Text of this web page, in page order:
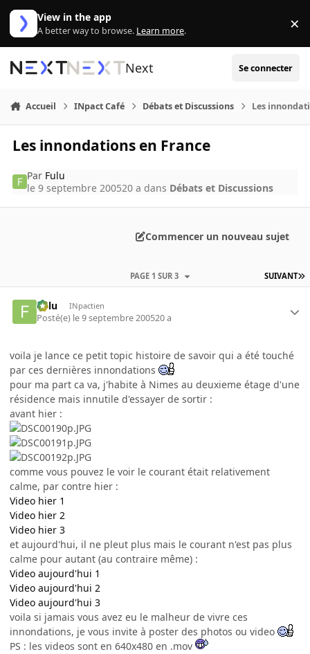
Aller au contenu
View in the app
A better way to browse. Learn more. ×
Next Se connecter
Accueil INpact Café Débats et Discussions Les
Les innondations en France
Par Fulu
le 9 septembre 200520 a dans Débats et Discussions
Commencer un nouveau sujet
SUIVANT
PAGE 1 SUR 3
Fulu INpactien
Posté(e) le 9 septembre 200520 a
voila je lance ce petit topic histoire de savoir qui a été touché
par ces dernières innondations
pour ma part ca va, j'habite à Nimes au deuxieme étage d'une
résidence mais innutile d'essayer de sortir :
avant hier :
comme vous pouvez le voir le courant était relativement
calme, par contre hier :
Video hier 1
Video hier 2
Video hier 3
et aujourd'hui, il ne pleut plus mais le courant n'est pas plus
calme pour autant (au contraire même) :
Video aujourd'hui 1
Video aujourd'hui 2
Video aujourd'hui 3
voila si jamais vous avez eu le malheur de vivre ces
innondations, je vous invite à poster des photos ou video
PS : les videos sont en 640x480 en .mov